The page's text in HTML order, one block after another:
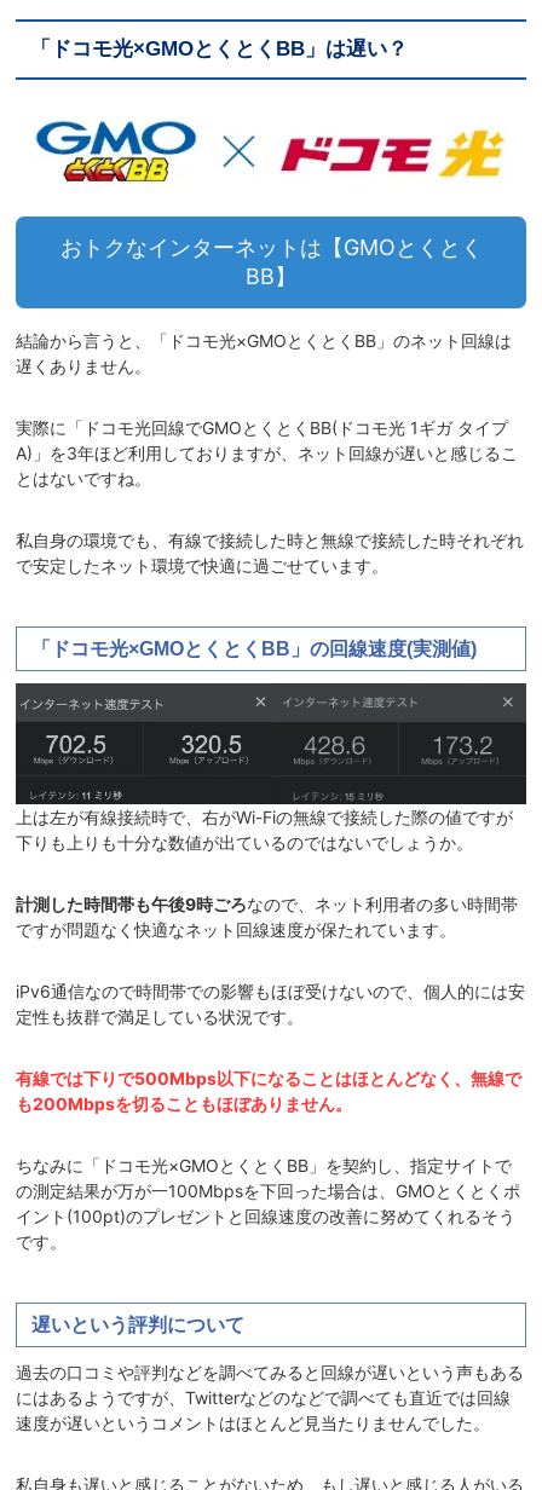
「ドコモ光×GMOとくとくBB」は遅い？
おトクなインターネットは【GMOとくとく
BB】
結論から言うと、「ドコモ光×GMOとくとくBB」のネット回線は
遅くありません。
実際に「ドコモ光回線でGMOとくとくBB(ドコモ光 1ギガ タイプ
A)」を3年ほど利用しておりますが、ネット回線が遅いと感じるこ
とはないですね。
私自身の環境でも、有線で接続した時と無線で接続した時それぞれ
で安定したネット環境で快適に過ごせています。
「ドコモ光×GMOとくとくBB」の回線速度(実測値)
上は左が有線接続時で、右がWi-Fiの無線で接続した際の値ですが
下りも上りも十分な数値が出ているのではないでしょうか。
計測した時間帯も午後9時ごろなので、ネット利用者の多い時間帯
ですが問題なく快適なネット回線速度が保たれています。
iPv6通信なので時間帯での影響もほぼ受けないので、個人的には安
定性も抜群で満足している状況です。
有線では下りで500Mbps以下になることはほとんどなく、無線で
も200Mbpsを切ることもほぼありません。
ちなみに「ドコモ光×GMOとくとくBB」を契約し、指定サイトで
の測定結果が万が一100Mbpsを下回った場合は、GMOとくとくポ
イント(100pt)のプレゼントと回線速度の改善に努めてくれるそう
です。
遅いという評判について
過去の口コミや評判などを調べてみると回線が遅いという声もある
にはあるようですが、Twitterなどのなどで調べても直近では回線
速度が遅いというコメントはほとんど見当たりませんでした。
私自身も遅いと感じることがないため、もし遅いと感じる人がいる